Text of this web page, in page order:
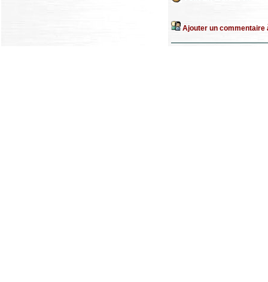
Ajouter un commentaire